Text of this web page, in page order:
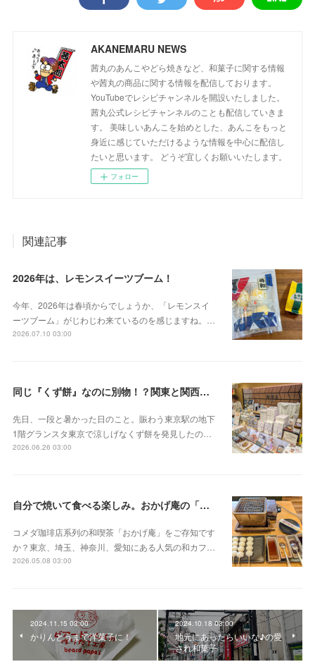
AKANEMARU NEWS
茜丸のあんこやどら焼きなど、和菓子に関する情報
や茜丸の商品に関する情報を配信しております。
YouTubeでレシピチャンネルを開設いたしました。
茜丸公式レシピチャンネルのことも配信していきま
す。 美味しいあんこを始めとした、あんこをもっと
身近に感じていただけるような情報を中心に配信し
たいと思います。 どうぞ宜しくお願いいたします。
フォロー
関連記事
2026年は、レモンスイーツブーム！
今年、2026年は春頃からでしょうか、「レモンスイ
ーツブーム」がじわじわ来ているのを感じますね。…
2026.07.10 03:00
同じ『くず餅』なのに別物！？関東と関西の意外な違い
先日、一段と暑かった日のこと。賑わう東京駅の地下
1階グランスタ東京で涼しげなくず餅を発見したの…
2026.06.26 03:00
自分で焼いて食べる楽しみ。おかげ庵の「だんご三昧」
コメダ珈琲店系列の和喫茶「おかげ庵」をご存知です
か？東京、埼玉、神奈川、愛知にある人気の和カフ…
2026.05.08 03:00
2024.11.15 03:00
かりんとうまで洋菓子に！
2024.10.18 03:00
地元にあったらいいな♪の愛
され和菓子